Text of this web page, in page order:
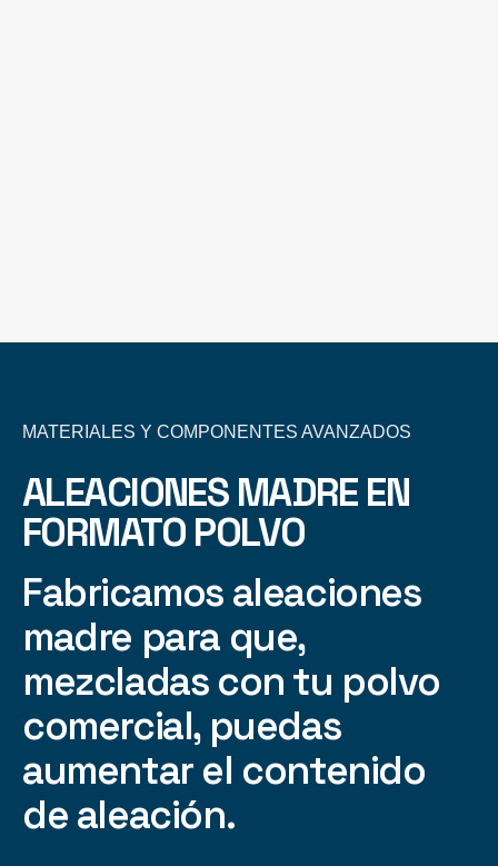
MATERIALES Y COMPONENTES AVANZADOS
ALEACIONES MADRE EN
FORMATO POLVO
Fabricamos aleaciones
madre para que,
mezcladas con tu polvo
comercial, puedas
aumentar el contenido
de aleación.